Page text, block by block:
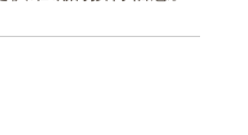
section visibility